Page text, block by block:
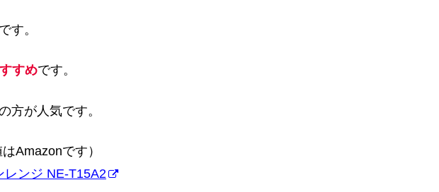
す。
すめです。
方が人気です。
Amazonです）
ンジ NE-T15A2